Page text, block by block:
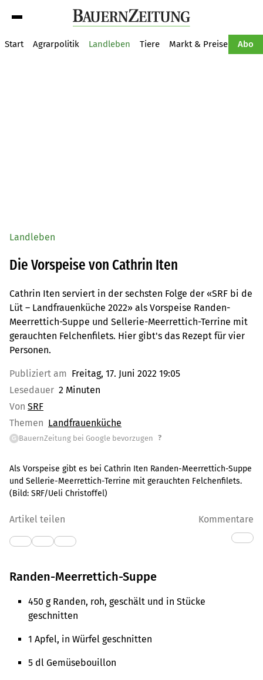
Start Agrarpolitik Landleben Tiere Markt & Preise Abo
Landleben
Die Vorspeise von Cathrin Iten
Cathrin Iten serviert in der sechsten Folge der «SRF bi de
Lüt – Landfrauenküche 2022» als Vorspeise Randen-
Meerrettich-Suppe und Sellerie-Meerrettich-Terrine mit
gerauchten Felchenfilets. Hier gibt's das Rezept für vier
Personen.
Publiziert am Freitag, 17. Juni 2022 19:05
Lesedauer 2 Minuten
Von SRF
Themen Landfrauenküche
G BauernZeitung bei Google bevorzugen ?
Als Vorspeise gibt es bei Cathrin Iten Randen-Meerrettich-Suppe
und Sellerie-Meerrettich-Terrine mit gerauchten Felchenfilets.
(Bild: SRF/Ueli Christoffel)
Artikel teilen Kommentare
Randen-Meerrettich-Suppe
450 g Randen, roh, geschält und in Stücke
geschnitten
1 Apfel, in Würfel geschnitten
5 dl Gemüsebouillon